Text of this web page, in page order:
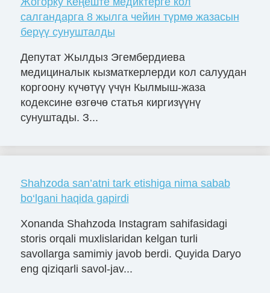
салгандарга 8 жылга чейин түрмө жазасын
берүү сунушталды
Депутат Жылдыз Эгембердиева
медициналык кызматкерлерди кол салуудан
коргоону күчөтүү үчүн Кылмыш-жаза
кодексине өзгөчө статья киргизүүнү
сунуштады. З...
Shahzoda san’atni tark etishiga nima sabab
bo‘lgani haqida gapirdi
Xonanda Shahzoda Instagram sahifasidagi
storis orqali muxlislaridan kelgan turli
savollarga samimiy javob berdi. Quyida Daryo
eng qiziqarli savol-jav...